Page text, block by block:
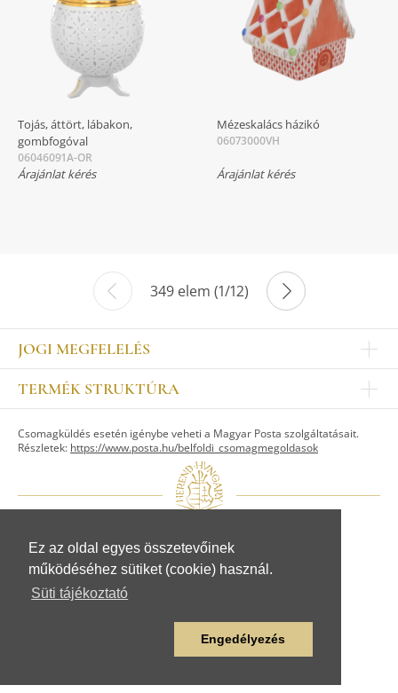
Ez az oldal egyes összetevőinek
működéséhez sütiket (cookie) használ.
Süti tájékoztató
Engedélyezés
Tojás, áttört, lábakon,
gombfogóval
06046091A-OR
Árajánlat kérés
Mézeskalács házikó
06073000VH
Árajánlat kérés
349 elem (1/12)
JOGI MEGFELELÉS
Impresszum
Kapcsolat
Jogi nyilatkozat
Üzletszabályzat
Adattovábbítási nyilatkozat
TERMÉK STRUKTÚRA
ASZTALKULTÚRA
Kannák, cukortartók
Szervíz kiegészítők
FIGURÁK
Csomagküldés esetén igénybe veheti a Magyar Posta szolgáltatásait.
Részletek: https://www.posta.hu/belfoldi_csomagmegoldasok
© Herendi Porcelánmanufaktúra Zrt.
www.herend.com